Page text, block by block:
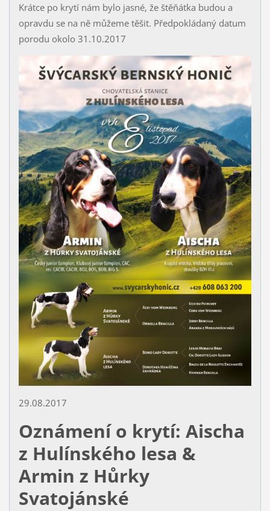
Krátce po krytí nám bylo jasné, že štěňátka budou a
opravdu se na ně můžeme těšit. Předpokládaný datum
porodu okolo 31.10.2017
29.08.2017
Oznámení o krytí: Aischa
z Hulínského lesa &
Armin z Hůrky
Svatojánské